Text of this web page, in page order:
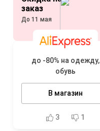
заказ
До 11 мая
до -80% на одежду,
обувь
В магазин
3 1